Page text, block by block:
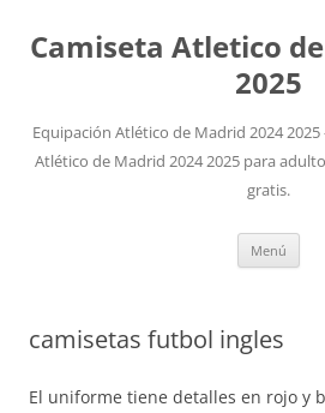
Camiseta Atletico
2025
Equipación Atlético de Madrid 2024
Atlético de Madrid 2024 2025 para
gratis.
Menú
camisetas futbol ingles
El uniforme tiene detalles en rojo y